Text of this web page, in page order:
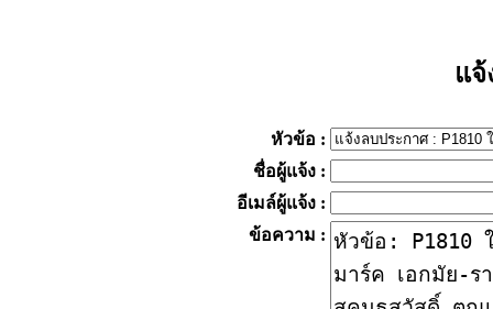
แจ้
หัวข้อ :
ชื่อผู้แจ้ง :
อีเมล์ผู้แจ้ง :
ข้อความ :